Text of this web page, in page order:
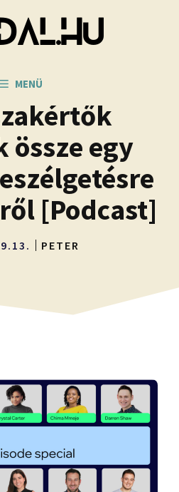
MENÜ
össze egy
[Podcast]
PETER